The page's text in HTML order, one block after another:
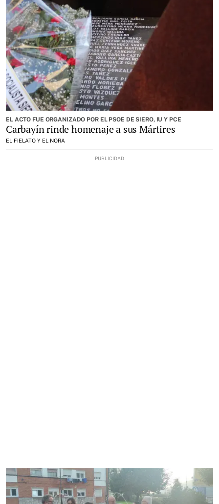
EL ACTO FUE ORGANIZADO POR EL PSOE DE SIERO, IU Y PCE
Carbayín rinde homenaje a sus Mártires
EL FIELATO Y EL NORA